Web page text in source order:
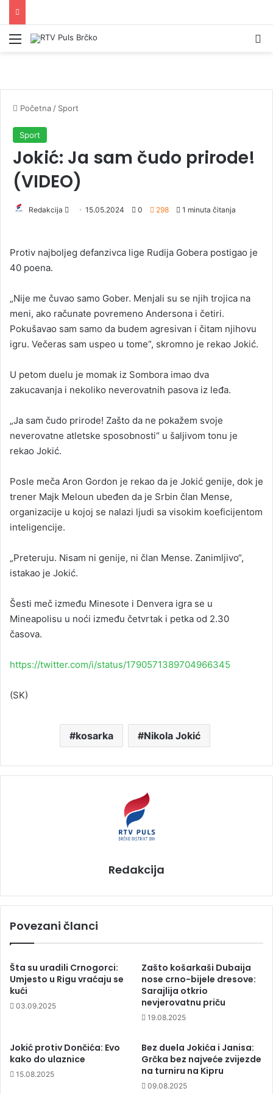
Izbornik
Početna / Sport
Sport
Jokić: Ja sam čudo prirode!
(VIDEO)
Redakcija
d
e
m
a
i
15.05.2024 0 298 1 minuta čitanja
Protiv najboljeg defanzivca lige Rudija Gobera postigao je
40 poena.
„Nije me čuvao samo Gober. Menjali su se njih trojica na
meni, ako računate povremeno Andersona i četiri.
Pokušavao sam samo da budem agresivan i čitam njihovu
igru. Večeras sam uspeo u tome“, skromno je rekao Jokić.
U petom duelu je momak iz Sombora imao dva
zakucavanja i nekoliko neverovatnih pasova iz leđa.
„Ja sam čudo prirode! Zašto da ne pokažem svoje
neverovatne atletske sposobnosti“ u šaljivom tonu je
rekao Jokić.
Posle meča Aron Gordon je rekao da je Jokić genije, dok je
trener Majk Meloun ubeđen da je Srbin član Mense,
organizacije u kojoj se nalazi ljudi sa visokim koeficijentom
inteligencije.
„Preteruju. Nisam ni genije, ni član Mense. Zanimljivo“,
istakao je Jokić.
Šesti meč između Minesote i Denvera igra se u
Mineapolisu u noći između četvrtak i petka od 2.30
časova.
https://twitter.com/i/status/1790571389704966345
(SK)
kosarka Nikola Jokić
Redakcija
Povezani članci
Šta su uradili Crnogorci:
Umjesto u Rigu vraćaju se
kući
03.09.2025
Zašto košarkaši Dubaija
nose crno-bijele dresove:
Sarajlija otkrio
nevjerovatnu priču
19.08.2025
Jokić protiv Dončića: Evo
kako do ulaznice
15.08.2025
Bez duela Jokića i Janisa:
Grčka bez najveće zvijezde
na turniru na Kipru
09.08.2025